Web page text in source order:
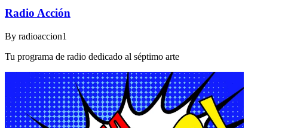
Radio Acción
By radioaccion1
Tu programa de radio dedicado al séptimo arte